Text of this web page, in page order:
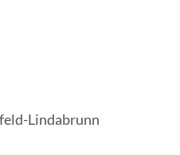
Lindabrunn